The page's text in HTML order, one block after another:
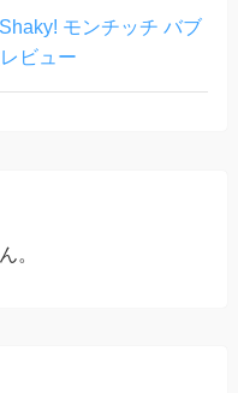
モンチッチ バブ
ビュー
。